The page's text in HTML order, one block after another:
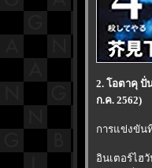
2. โอตาคุ ปั่
ก.ค. 2562)
การแข่งขัน
อินเตอร์ไฮ